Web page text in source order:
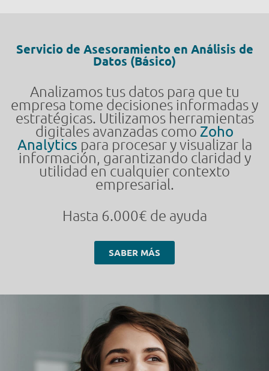
Servicio de Asesoramiento en Análisis de
Datos (Básico)
Analizamos tus datos para que tu
empresa tome decisiones informadas y
estratégicas. Utilizamos herramientas
digitales avanzadas como Zoho
Analytics para procesar y visualizar la
información, garantizando claridad y
utilidad en cualquier contexto
empresarial.
Hasta 6.000€ de ayuda
SABER MÁS